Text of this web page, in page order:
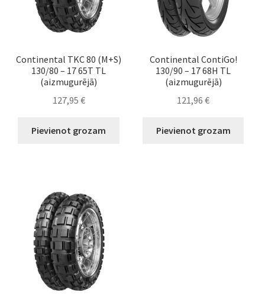
Continental TKC 80 (M+S)
130/80 – 17 65T TL
(aizmugurējā)
127,95 €
Pievienot grozam
Continental ContiGo!
130/90 – 17 68H TL
(aizmugurējā)
121,96€
Pievienot grozam